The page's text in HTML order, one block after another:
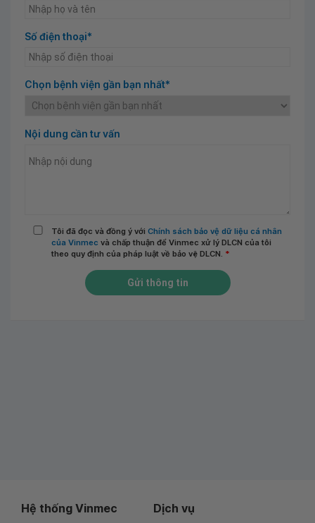
Số điện thoại*
Chọn bệnh viện gần bạn nhất*
Nội dung cần tư vấn
Tôi đã đọc và đồng ý với Chính sách bảo vệ dữ liệu cá nhân
của Vinmec và chấp thuận để Vinmec xử lý DLCN của tôi
theo quy định của pháp luật về bảo vệ DLCN. *
Gửi thông tin
Hệ thống Vinmec Dịch vụ